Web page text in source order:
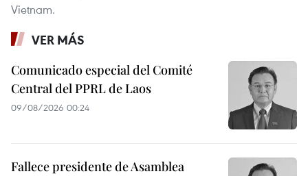
Vietnam.
VER MÁS
Comunicado especial del Comité
Central del PPRL de Laos
09/08/2026 00:24
Fallece presidente de Asamblea